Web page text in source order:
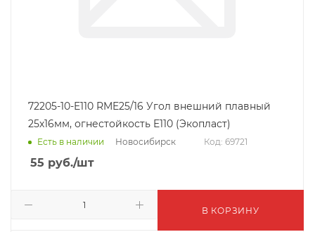
72205-10-E110 RME25/16 Угол внешний плавный
25х16мм, огнестойкость E110 (Экопласт)
Есть в наличии Новосибирск Код: 69721
55 руб./шт
В КОРЗИНУ